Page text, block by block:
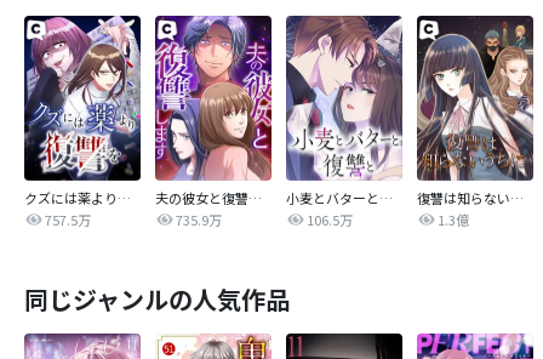
クズには薬より復讐を
757.5万
夫の彼女と復讐します
735.9万
小麦とバターと復讐と
106.5万
復讐は知らないうちに
1.3億
同じジャンルの人気作品